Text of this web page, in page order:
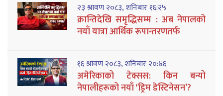
२३ श्रावण २०८३, शनिबार १६:२५
क्रान्तिदेखि समृद्धिसम्म : अब नेपालको
नयाँ यात्रा आर्थिक रूपान्तरणतर्फ
१६ श्रावण २०८३, शनिबार २०:४६
अमेरिकाको टेक्सस: किन बन्यो
नेपालीहरूको नयाँ ‘ड्रिम डेस्टिनेसन’?